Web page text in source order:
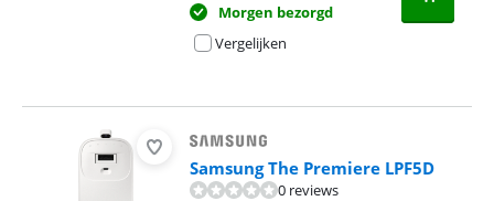
Morgen bezorgd
Vergelijken
Samsung The Premiere LPF5D
0 reviews